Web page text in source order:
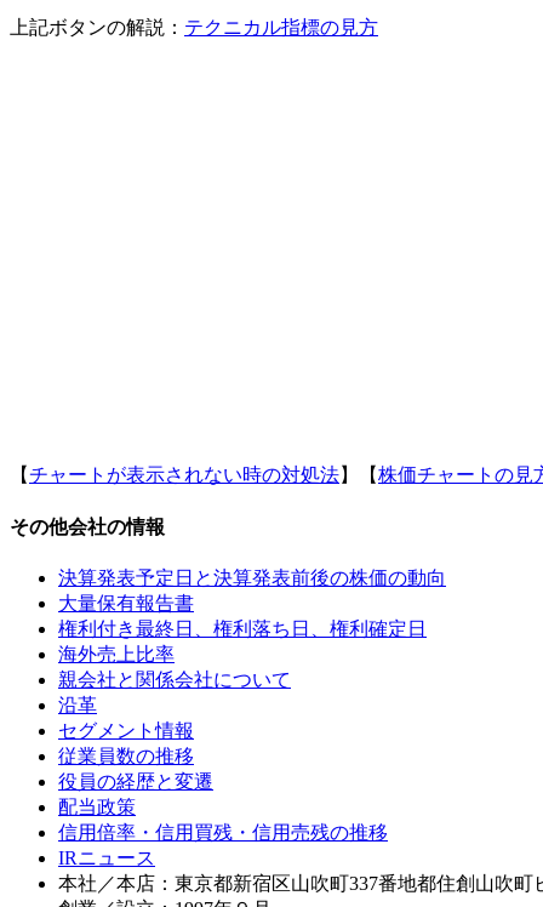
上記ボタンの解説： テクニカル指標の見方
【チャートが表示されない時の対処法】【株価チャートの見
その他会社の情報
決算発表予定日と決算発表前後の株価の動向
大量保有報告書
権利付き最終日、権利落ち日、権利確定日
海外売上比率
親会社と関係会社について
沿革
セグメント情報
従業員数の推移
役員の経歴と変遷
配当政策
信用倍率・信用買残・信用売残の推移
IRニュース
本社／本店：東京都新宿区山吹町337番地都住創山吹町